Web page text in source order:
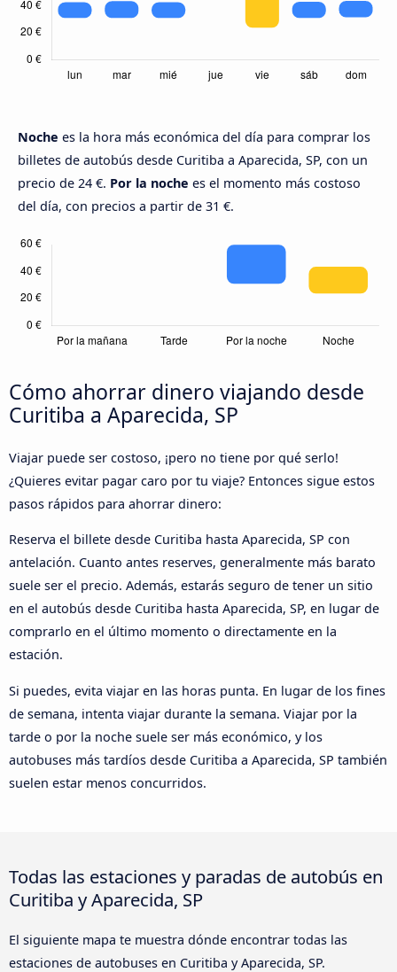
Noche es la hora más económica del día para comprar los
billetes de autobús desde Curitiba a Aparecida, SP, con un
precio de 24 €. Por la noche es el momento más costoso
del día, con precios a partir de 31 €.
Cómo ahorrar dinero viajando desde
Curitiba a Aparecida, SP
Viajar puede ser costoso, ¡pero no tiene por qué serlo!
¿Quieres evitar pagar caro por tu viaje? Entonces sigue estos
pasos rápidos para ahorrar dinero:
Reserva el billete desde Curitiba hasta Aparecida, SP con
antelación. Cuanto antes reserves, generalmente más barato
suele ser el precio. Además, estarás seguro de tener un sitio
en el autobús desde Curitiba hasta Aparecida, SP, en lugar de
comprarlo en el último momento o directamente en la
estación.
Si puedes, evita viajar en las horas punta. En lugar de los fines
de semana, intenta viajar durante la semana. Viajar por la
tarde o por la noche suele ser más económico, y los
autobuses más tardíos desde Curitiba a Aparecida, SP también
suelen estar menos concurridos.
Todas las estaciones y paradas de autobús en
Curitiba y Aparecida, SP
El siguiente mapa te muestra dónde encontrar todas las
estaciones de autobuses en Curitiba y Aparecida, SP.